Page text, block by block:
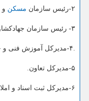
۲-رئیس سازمان مسكن و
۳- رئیس سازمان جهادكشاورزی
۵-مدیركل تعاون.
۶-مدیركل ثبت اسناد و املاك.